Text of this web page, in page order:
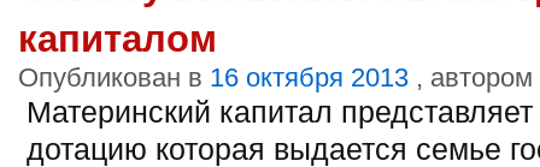
капиталом
Опубликован в 16 октября 2013 , автором
Материнский капитал
дотацию которая выдается семье